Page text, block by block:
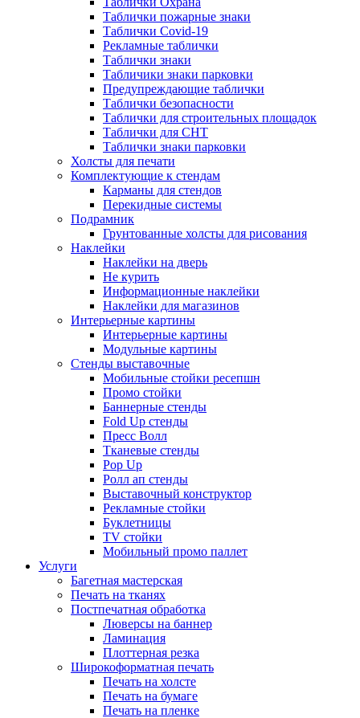
Таблички пожарные знаки
Таблички Covid-19
Рекламные таблички
Таблички знаки
Табличики знаки парковки
Предупреждающие таблички
Таблички безопасности
Таблички для строительных площадок
Таблички для СНТ
Таблички знаки парковки
Холсты для печати
Комплектующие к стендам
Карманы для стендов
Перекидные системы
Подрамник
Грунтованные холсты для рисования
Наклейки
Наклейки на дверь
Не курить
Информационные наклейки
Наклейки для магазинов
Интерьерные картины
Интерьерные картины
Модульные картины
Стенды выставочные
Мобильные стойки ресепшн
Промо стойки
Баннерные стенды
Fold Up стенды
Пресс Волл
Тканевые стенды
Pop Up
Ролл ап стенды
Выставочный конструктор
Рекламные стойки
Буклетницы
TV стойки
Мобильный промо паллет
Услуги
Багетная мастерская
Печать на тканях
Постпечатная обработка
Люверсы на баннер
Ламинация
Плоттерная резка
Широкоформатная печать
Печать на холсте
Печать на бумаге
Печать на пленке